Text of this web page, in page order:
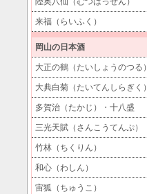
来福（らいふく）
岡山の日本酒
大正の鶴（たいしょうのつる）
大典白菊（たいてんしらぎく）
多賀治（たかじ）・十八盛
三光天賦（さんこうてんぷ）
竹林（ちくりん）
和心（わしん）
宙狐（ちゅうこ）